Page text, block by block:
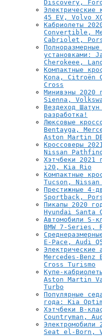
Discovery,
Электрические
45 EV, Volvo
Кабриолеты
Convertible,
Cabriolet,
установками:
Cherokeee,
Компактные
Kona, Citroën
Cross
Минивэны 2020
Sienna,
Вездеход
разработка!
Люксовые
Bentayga,
Aston Martin
Кроссоверы
Nissan
Хэтчбеки
i20, Kia Rio
Компактные
Tucson,
Престижные 4-
Sportback,
Пикапы 2020
Hyundai Santa
Автомобили S-
BMW 7-Series,
E-Pace, Audi
Электрические
Mercedes-Benz
Cross Turismo
Купе-
Aston Martin
Turbo
Популярные
года: Kia
Хэтчбеки B-
Countryman,
Электромобили
Seat el-Born,